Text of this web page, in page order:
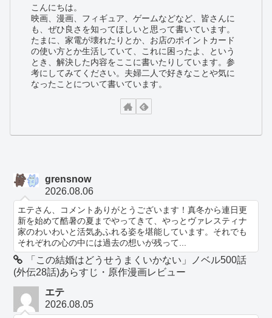
こんにちは。
映画、漫画、フィギュア、ゲームなどなど、皆さんに
も、ぜひ良さを知ってほしいと思って書いています。
たまに、家電が壊れたりとか、お店のポイントカード
の使い方とか生活していて、これに困ったよ、という
とき、解決した内容をここに書いたりしています。参
考にしてみてください。夫婦二人で好きなことや気に
なったことについて書いています。
grensnow
2026.08.06
エテさん、コメントありがとうございます！真冬から連日更
新を始めて酷暑の夏までやってきて、やっとヴァレスティナ
家のわいわいと活気あふれる姿を堪能しています。それでも
それぞれの心の中には過去の想いが残って...
「この結婚はどうせうまくいかない」ノベル500話
(外伝28話)あらすじ・原作漫画レビュー
エテ
2026.08.05